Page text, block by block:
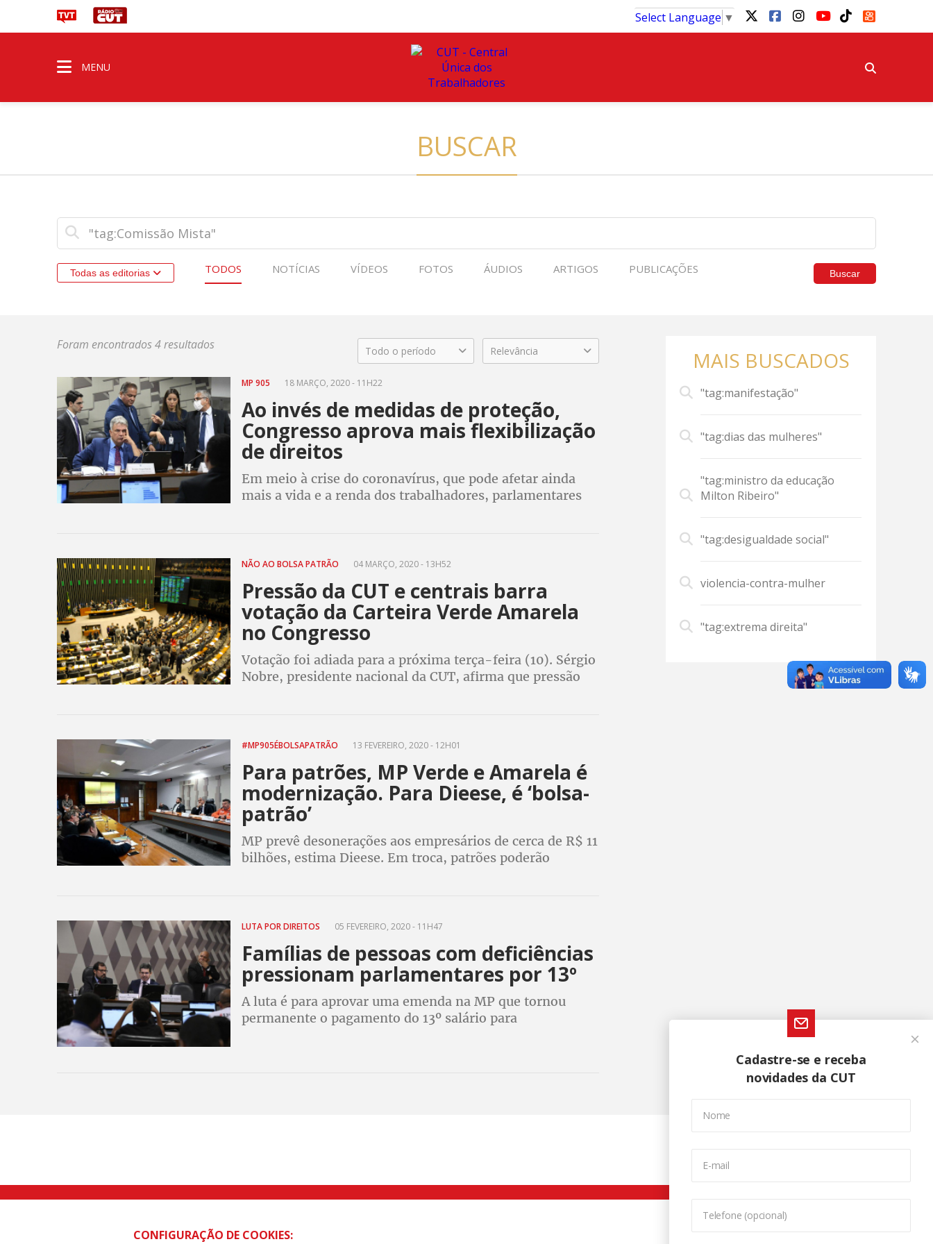
Select Language ▼
MENU
BUSCAR
Todas as editorias TODOS NOTÍCIAS VÍDEOS FOTOS ÁUDIOS ARTIGOS PUBLICAÇÕES Buscar
Foram encontrados 4 resultados Todo o período Relevância
MP 905 18 MARÇO, 2020 - 11H22
Ao invés de medidas de proteção,
Congresso aprova mais flexibilização
de direitos
Em meio à crise do coronavírus, que pode afetar ainda
mais a vida e a renda dos trabalhadores, parlamentares
NÃO AO BOLSA PATRÃO 04 MARÇO, 2020 - 13H52
Pressão da CUT e centrais barra
votação da Carteira Verde Amarela
no Congresso
Votação foi adiada para a próxima terça-feira (10). Sérgio
Nobre, presidente nacional da CUT, afirma que pressão
#MP905ÉBOLSAPATRÃO 13 FEVEREIRO, 2020 - 12H01
Para patrões, MP Verde e Amarela é
modernização. Para Dieese, é ‘bolsa-
patrão’
MP prevê desonerações aos empresários de cerca de R$ 11
bilhões, estima Dieese. Em troca, patrões poderão
LUTA POR DIREITOS 05 FEVEREIRO, 2020 - 11H47
Famílias de pessoas com deficiências
pressionam parlamentares por 13º
A luta é para aprovar uma emenda na MP que tornou
permanente o pagamento do 13º salário para
MAIS BUSCADOS
"tag:manifestação"
"tag:dias das mulheres"
"tag:ministro da educação
Milton Ribeiro"
"tag:desigualdade social"
violencia-contra-mulher
"tag:extrema direita"
Cadastre-se e receba
novidades da CUT
Nome
E-mail
Telefone (opcional)
Rua Caetano Pinto nº 575 CEP 03041-000 Brás, São Paulo/SP | Telefone (11) 2108 9200 - Fax (11) 2108 9310
CONFIGURAÇÃO DE COOKIES: